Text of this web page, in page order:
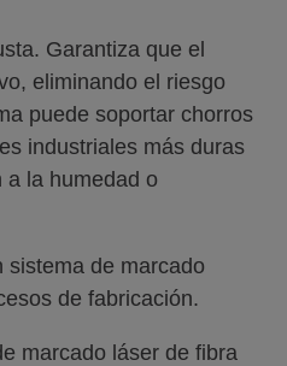
Garantiza que el
eliminando el riesgo
puede soportar chorros
industriales más duras
a la humedad o
sistema de marcado
de fabricación.
marcado láser de fibra